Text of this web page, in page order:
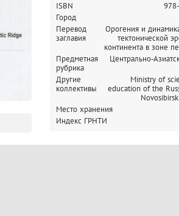
ISBN
Город
Перевод
заглавия
Орогения и
тектонической
континента в зоне
Предметная
рубрика
Центрально-
Другие
коллективы
Ministry of
education of the
Место хранения
Индекс ГРНТИ